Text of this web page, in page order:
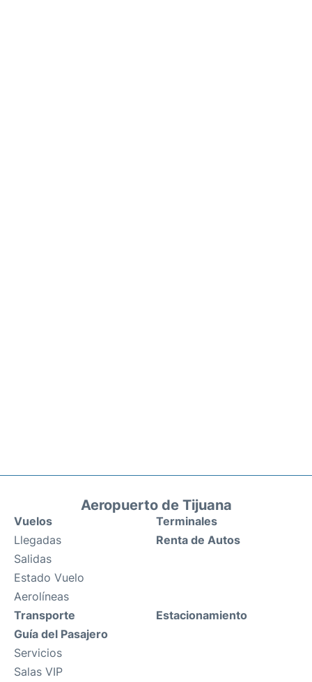
Aeropuerto de Tijuana
Vuelos
Llegadas
Salidas
Estado Vuelo
Aerolíneas
Terminales
Renta de Autos
Transporte
Guía del Pasajero
Servicios
Salas VIP
Estacionamiento